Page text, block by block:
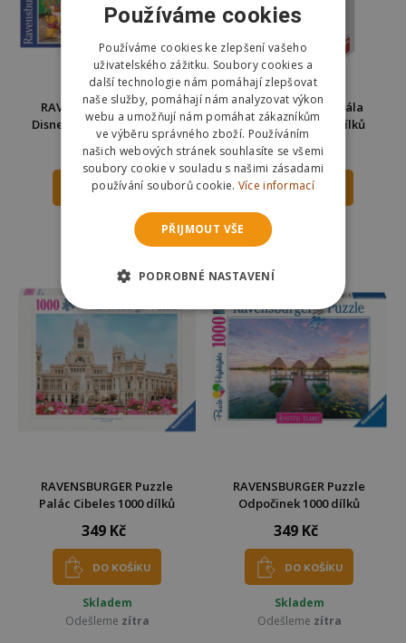
RAVENSBURGER Puzzle
Disney karneval 1000 dílků
289 Kč 359 Kč
DO KOŠÍKU
zítra
Dino Puzzle Katedrála
Notre-Dame 1000 dílků
253 Kč 350 Kč
DO KOŠÍKU
Odešleme
RAVENSBURGER Puzzle
Palác Cibeles 1000 dílků
349 Kč
DO KOŠÍKU
Skladem
Odešleme zítra
RAVENSBURGER Puzzle
Odpočinek 1000 dílků
349 Kč
DO KOŠÍKU
Skladem
Odešleme zítra
Používáme cookies
Používáme cookies ke zlepšení vašeho
uživatelského zážitku. Soubory cookies a
další technologie nám pomáhají zlepšovat
naše služby, pomáhají nám analyzovat výkon
webu a umožňují nám pomáhat zákazníkům
ve výběru správného zboží. Používáním
našich webových stránek souhlasíte se všemi
soubory cookie v souladu s našimi zásadami
používání souborů cookie. Více informací
PŘIJMOUT VŠE
PODROBNÉ NASTAVENÍ